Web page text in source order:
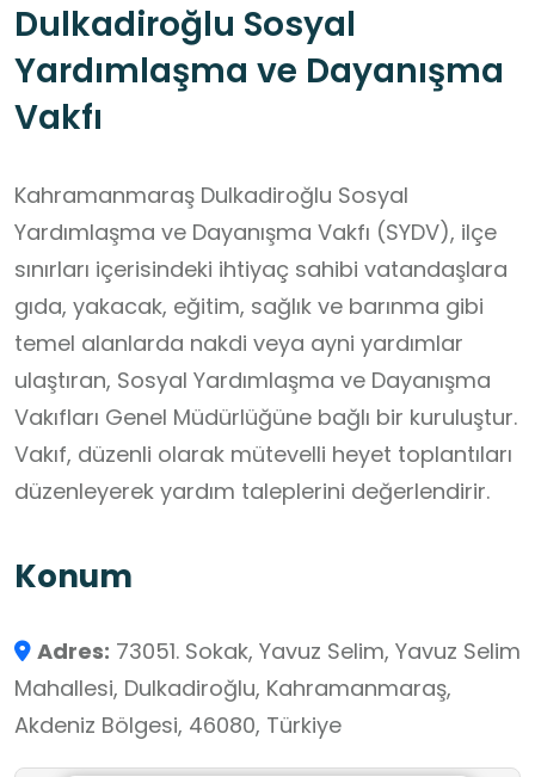
Dulkadiroğlu Sosyal
Yardımlaşma ve Dayanışma
Vakfı
Kahramanmaraş Dulkadiroğlu Sosyal
Yardımlaşma ve Dayanışma Vakfı (SYDV), ilçe
sınırları içerisindeki ihtiyaç sahibi vatandaşlara
gıda, yakacak, eğitim, sağlık ve barınma gibi
temel alanlarda nakdi veya ayni yardımlar
ulaştıran, Sosyal Yardımlaşma ve Dayanışma
Vakıfları Genel Müdürlüğüne bağlı bir kuruluştur.
Vakıf, düzenli olarak mütevelli heyet toplantıları
düzenleyerek yardım taleplerini değerlendirir.
Konum
Adres: 73051. Sokak, Yavuz Selim, Yavuz Selim
Mahallesi, Dulkadiroğlu, Kahramanmaraş,
Akdeniz Bölgesi, 46080, Türkiye